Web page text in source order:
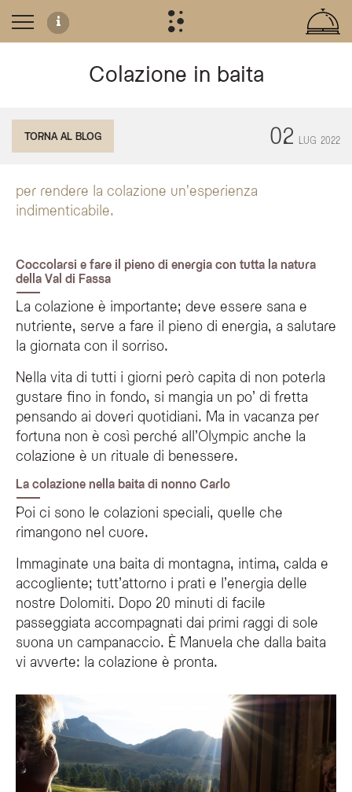
Colazione in baita
Un'esperienza di colazione autentica in montagna
Il legame con il territorio si riflette anche nella proposta gastronomica
In cosa consiste l'esperienza della colazione in baita all'Olympic
La colazione in baita è un rituale di benessere esclusivo offerto durante
Quali prodotti tipici vengono serviti durante la colazione in
Durante la colazione in baita vengono serviti prodotti genuini del territorio,
La colazione in baita è inclusa anche nel buffet dell'hotel?
Sì, anche nel buffet della colazione servito in hotel è possibile trovare
02 LUG 2022
TORNA AL BLOG
per rendere la colazione un'esperienza
indimenticabile.
Coccolarsi e fare il pieno di energia con tutta la natura
della Val di Fassa
La colazione è importante; deve essere sana e
nutriente, serve a fare il pieno di energia, a salutare
la giornata con il sorriso.
Nella vita di tutti i giorni però capita di non poterla
gustare fino in fondo, si mangia un po’ di fretta
pensando ai doveri quotidiani. Ma in vacanza per
fortuna non è così perché all’Olympic anche la
colazione è un rituale di benessere.
La colazione nella baita di nonno Carlo
Poi ci sono le colazioni speciali, quelle che
rimangono nel cuore.
Immaginate una baita di montagna, intima, calda e
accogliente; tutt’attorno i prati e l’energia delle
nostre Dolomiti. Dopo 20 minuti di facile
passeggiata accompagnati dai primi raggi di sole
suona un campanaccio. È Manuela che dalla baita
vi avverte: la colazione è pronta.